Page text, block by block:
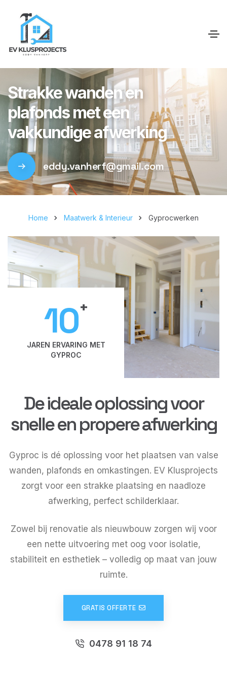
Strakke wanden en
plafonds met een
vakkundige afwerking
eddy.vanherf@gmail.com
Home Maatwerk & Interieur Gyprocwerken
10+
JAREN ERVARING MET
GYPROC
De ideale oplossing voor
snelle en propere afwerking
Gyproc is dé oplossing voor het plaatsen van valse
wanden, plafonds en omkastingen. EV Klusprojects
zorgt voor een strakke plaatsing en naadloze
afwerking, perfect schilderklaar.
Zowel bij renovatie als nieuwbouw zorgen wij voor
een nette uitvoering met oog voor isolatie,
stabiliteit en esthetiek – volledig op maat van jouw
ruimte.
GRATIS OFFERTE
0478 91 18 74